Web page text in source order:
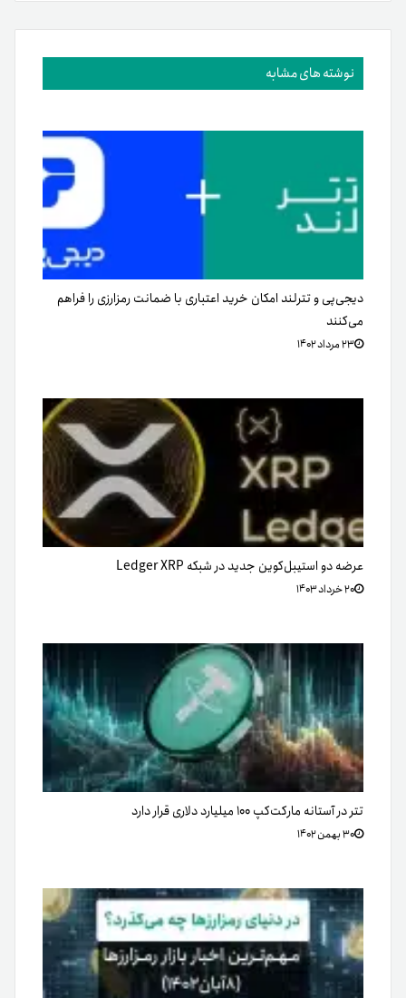
نوشته های مشابه
دیجی‌پی و تترلند امکان خرید اعتباری با ضمانت رمزارزی را فراهم
می‌کنند
۲۳ مرداد ۱۴۰۲
عرضه دو استیبل‌کوین جدید در شبکه Ledger XRP
۲۰ خرداد ۱۴۰۳
تتر در آستانه مارکت‌کپ ۱۰۰ میلیارد دلاری قرار دارد
۳۰ بهمن ۱۴۰۲